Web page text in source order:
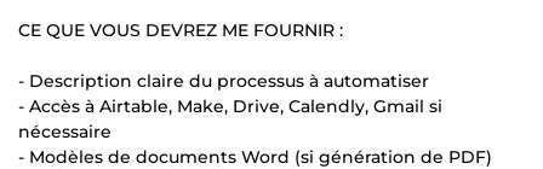
CE QUE VOUS DEVREZ ME FOURNIR :
- Description claire du processus à automatiser
- Accès à Airtable, Make, Drive, Calendly, Gmail si
nécessaire
- Modèles de documents Word (si génération de PDF)